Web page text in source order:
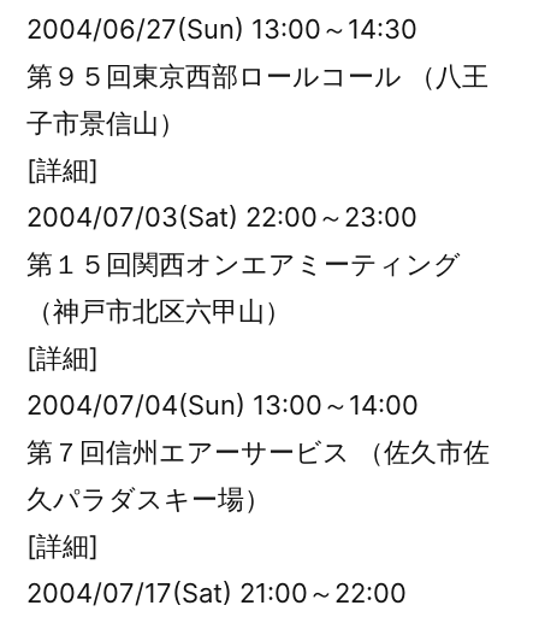
2004/06/27(Sun) 13:00～14:30
第９５回東京西部ロールコール （八王
子市景信山）
[詳細]
2004/07/03(Sat) 22:00～23:00
第１５回関西オンエアミーティング
（神戸市北区六甲山）
[詳細]
2004/07/04(Sun) 13:00～14:00
第７回信州エアーサービス （佐久市佐
久パラダスキー場）
[詳細]
2004/07/17(Sat) 21:00～22:00